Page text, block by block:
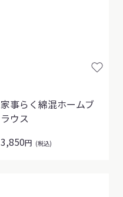
家事らく綿混ホームブ
ラウス
3,850円 (税込)